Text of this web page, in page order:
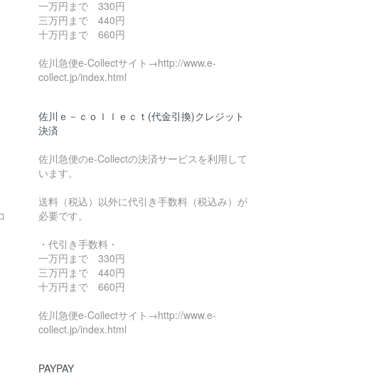
一万円まで 330円
三万円まで 440円
十万円まで 660円
佐川急便e-Collectサイト→http://www.e-
collect.jp/index.html
佐川ｅ－ｃｏｌｌｅｃｔ(代金引換)クレジット
決済
佐川急便のe-Collectの決済サービスを利用して
います。
送料（税込）以外に代引き手数料（税込み）が
必要です。
・代引き手数料・
一万円まで 330円
三万円まで 440円
十万円まで 660円
佐川急便e-Collectサイト→http://www.e-
collect.jp/index.html
PAYPAY